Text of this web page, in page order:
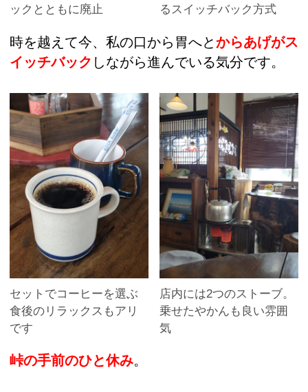
ックとともに廃止
るスイッチバック方式
時を越えて今、私の口から胃へとからあげがス
イッチバック しながら進んでいる気分です。
セットでコーヒーを選ぶ
食後のリラックスもアリ
です
店内には2つのストーブ。
乗せたやかんも良い雰囲
気
峠の手前のひと休み。